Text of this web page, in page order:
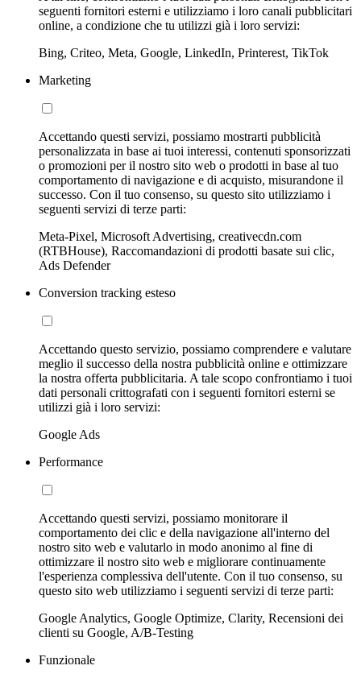
seguenti fornitori esterni e utilizziamo i loro canali pubblicitari
online, a condizione che tu utilizzi già i loro servizi:
Bing, Criteo, Meta, Google, LinkedIn, Printerest, TikTok
Marketing
Accettando questi servizi, possiamo mostrarti pubblicità
personalizzata in base ai tuoi interessi, contenuti sponsorizzati
o promozioni per il nostro sito web o prodotti in base al tuo
comportamento di navigazione e di acquisto, misurandone il
successo. Con il tuo consenso, su questo sito utilizziamo i
seguenti servizi di terze parti:
Meta-Pixel, Microsoft Advertising, creativecdn.com
(RTBHouse), Raccomandazioni di prodotti basate sui clic,
Ads Defender
Conversion tracking esteso
Accettando questo servizio, possiamo comprendere e valutare
meglio il successo della nostra pubblicità online e ottimizzare
la nostra offerta pubblicitaria. A tale scopo confrontiamo i tuoi
dati personali crittografati con i seguenti fornitori esterni se
utilizzi già i loro servizi:
Google Ads
Performance
Accettando questi servizi, possiamo monitorare il
comportamento dei clic e della navigazione all'interno del
nostro sito web e valutarlo in modo anonimo al fine di
ottimizzare il nostro sito web e migliorare continuamente
l'esperienza complessiva dell'utente. Con il tuo consenso, su
questo sito web utilizziamo i seguenti servizi di terze parti:
Google Analytics, Google Optimize, Clarity, Recensioni dei
clienti su Google, A/B-Testing
Funzionale